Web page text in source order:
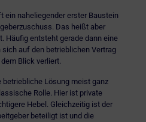
ein naheliegender erster Baustein
Das heißt aber
Häufig entsteht gerade dann eine
auf den betrieblichen Vertrag
Blick verliert.
Lösung meist ganz
Rolle. Hier ist private
Hebel. Gleichzeitig ist der
beteiligt ist und die